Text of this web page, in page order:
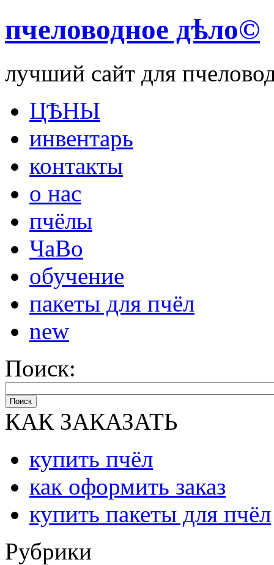
пчеловодное дѣло©
лучший сайт для
ЦѢНЫ
инвентарь
контакты
о нас
пчёлы
ЧаВо
обучение
пакеты для пчёл
new
Поиск:
Поиск
КАК ЗАКАЗАТЬ
купить пчёл
как оформить заказ
купить пакеты для пчёл
Рубрики